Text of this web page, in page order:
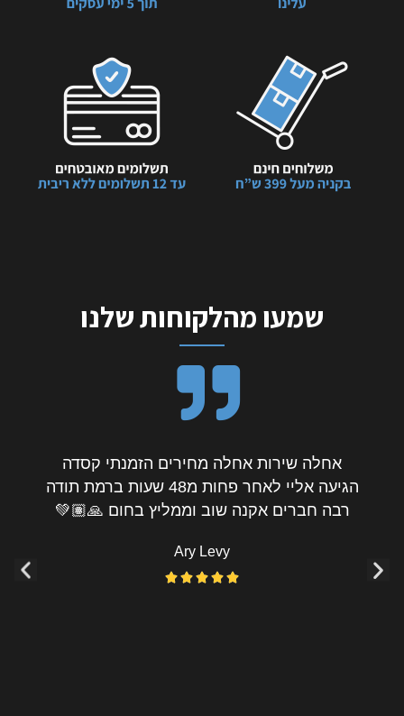
שמעו מהלקוחות שלנו
הזמנתי קסדה
הגיעה אליי לאחר פחות מ48 שעות ברמת תודה
וממליץ בחום 🙏🏽💚

חוויית קניה מעולה
מקום העבודה תוך כמה
טוב יותר ללא תוספת
המון תודה